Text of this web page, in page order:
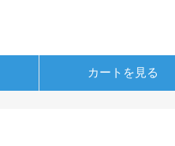
カートを見る